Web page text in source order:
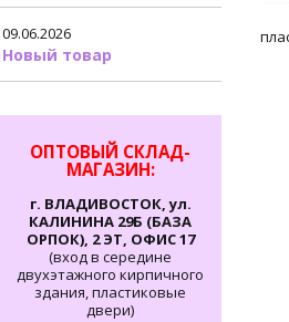
09.06.2026
Новый товар
ОПТОВЫЙ СКЛАД-
МАГАЗИН:
г. ВЛАДИВОСТОК, ул.
КАЛИНИНА 29Б (БАЗА
ОРПОК), 2 ЭТ, ОФИС 17
(вход в середине
двухэтажного кирпичного
здания, пластиковые
двери)